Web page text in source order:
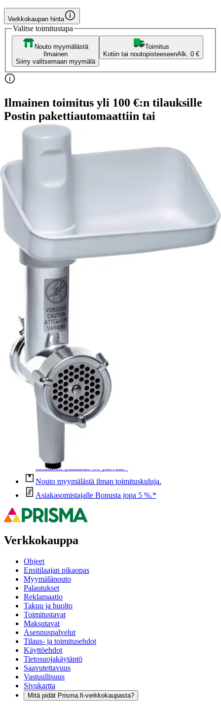
Verkkokaupan hinta
Valitse toimitustapa
Nouto myymälästä
Ilmainen
Siirry valitsemaan myymälä
Toimitus
Kotiin tai noutopisteeseenAlk. 0 €
Ilmainen toimitus yli 100 €:n tilauksille
Postin pakettiautomaattiin tai
palvelupisteeseen!
Etu ei koske Suuri‑lisäpalvelulla toimitettavia tuotteita.
Tarkista myymäläsaatavuus
Tuotekuvaus
|Lihan, kalan ja lintujen jauhamiseen|Jauhaa minuutissa 1kg
lihaa|Toimintoja pystyy lisäämään lukuisilla lisäosilla|Sopii MUM5-
Ominaisuudet
Oletko tyytyväinen tuotetietoihin?
Ovatko tuotetiedot riittävät? Jos tuotetiedoissa on puutteita tai niitä
voisi muuten parantaa, anna palautetta.
Anna palautetta
Ilmainen palautus 30 päivää.*
Nouto myymälästä ilman toimituskuluja.
Asiakasomistajalle Bonusta jopa 5 %.*
Verkkokauppa
Ohjeet
Ensitilaajan pikaopas
Myymälänouto
Palautukset
Reklamaatio
Takuu ja huolto
Toimitustavat
Maksutavat
Asennuspalvelut
Tilaus- ja toimitusehdot
Käyttöehdot
Tietosuojakäytäntö
Saavutettavuus
Vastuullisuus
Sivukartta
Mitä pidät Prisma.fi-verkkokaupasta?